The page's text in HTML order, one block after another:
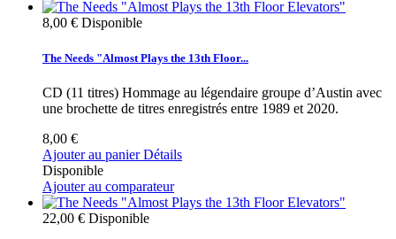
8,00 € Disponible
The Needs "Almost Plays the 13th Floor...
CD (11 titres) Hommage au légendaire groupe d’Austin avec
une brochette de titres enregistrés entre 1989 et 2020.
8,00 €
Ajouter au panier Détails
Disponible
Ajouter au comparateur
22,00 € Disponible